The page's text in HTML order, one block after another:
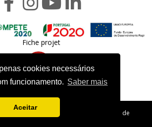
cookies necessários
funcionamento. Saber mais
Aceitar
Fiche projet
Politique de